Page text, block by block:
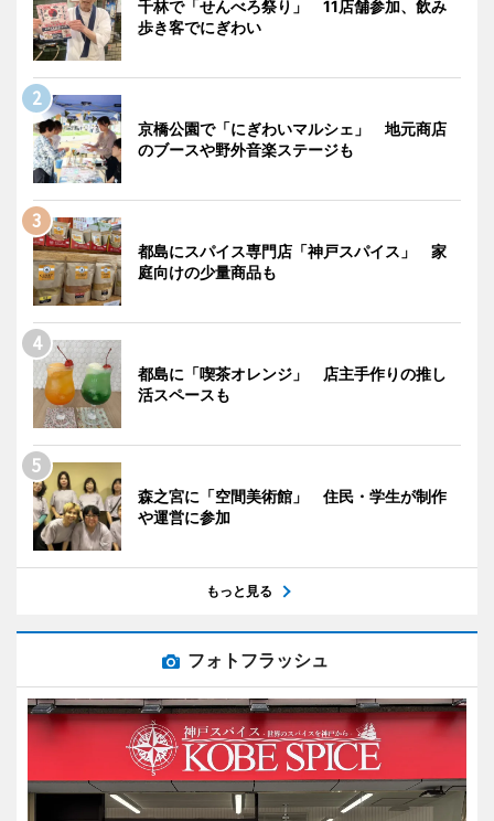
千林で「せんべろ祭り」 11店舗参加、飲み
歩き客でにぎわい
京橋公園で「にぎわいマルシェ」 地元商店
のブースや野外音楽ステージも
都島にスパイス専門店「神戸スパイス」 家
庭向けの少量商品も
都島に「喫茶オレンジ」 店主手作りの推し
活スペースも
森之宮に「空間美術館」 住民・学生が制作
や運営に参加
もっと見る
フォトフラッシュ